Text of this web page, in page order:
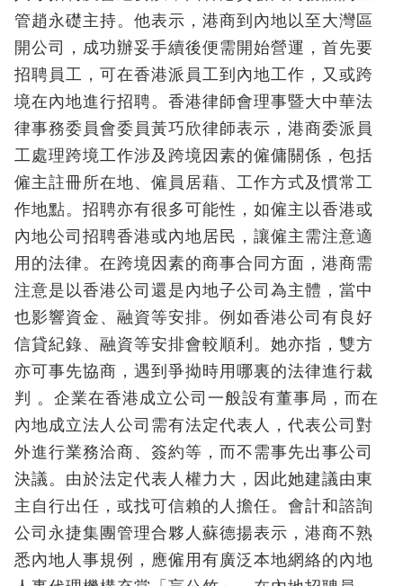
管趙永礎主持。他表示，港商到內地以至大灣區
開公司，成功辦妥手續後便需開始營運，首先要
招聘員工，可在香港派員工到內地工作，又或跨
境在內地進行招聘。香港律師會理事暨大中華法
律事務委員會委員黃巧欣律師表示，港商委派員
工處理跨境工作涉及跨境因素的僱傭關係，包括
僱主註冊所在地、僱員居藉、工作方式及慣常工
作地點。招聘亦有很多可能性，如僱主以香港或
內地公司招聘香港或內地居民，讓僱主需注意適
用的法律。在跨境因素的商事合同方面，港商需
注意是以香港公司還是內地子公司為主體，當中
也影響資金、融資等安排。例如香港公司有良好
信貸紀錄、融資等安排會較順利。她亦指，雙方
亦可事先協商，遇到爭拗時用哪裏的法律進行裁
判 。企業在香港成立公司一般設有董事局，而在
內地成立法人公司需有法定代表人，代表公司對
外進行業務洽商、簽約等，而不需事先出事公司
決議。由於法定代表人權力大，因此她建議由東
主自行出任，或找可信賴的人擔任。會計和諮詢
公司永捷集團管理合夥人蘇德揚表示，港商不熟
悉內地人事規例，應僱用有廣泛本地網絡的內地